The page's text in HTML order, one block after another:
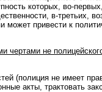
которых, во-
в-третьих,
может привести к
чертами не
(полиция не имеет
акты, трактовать